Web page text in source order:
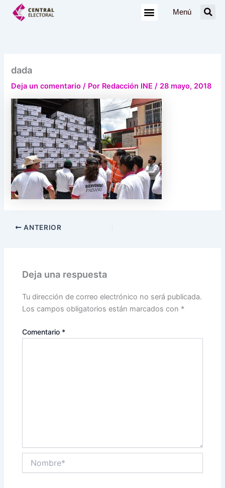
Menú
dada
Deja un comentario / Por Redacción INE/ 28 mayo, 2018
ANTERIOR
Deja una respuesta
Tu dirección de correo electrónico no será publicada.
Los campos obligatorios están marcados con *
Comentario *